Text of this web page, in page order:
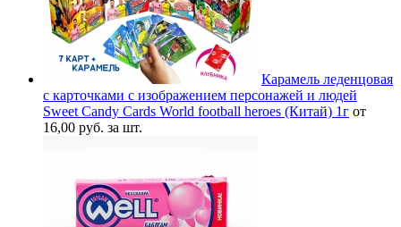
Карамель леденцовая
с карточками с изображением персонажей и людей
Sweet Candy Cards World football heroes (Китай) 1г от
16,00 руб. за шт.